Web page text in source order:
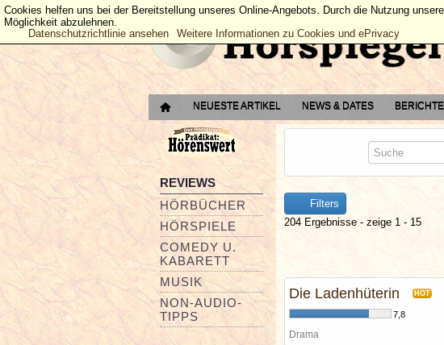
NEUESTE ARTIKEL NEWS & DATES BERICHTE
REVIEWS
HÖRBÜCHER
HÖRSPIELE
COMEDY U.
KABARETT
MUSIK
NON-AUDIO-
TIPPS
Filters
204 Ergebnisse - zeige 1 - 15
Die Ladenhüterin HOT
7,8
Drama
Cookies helfen uns bei der Bereitstellung unseres Online-Angebots. Durch die Nutzung
Möglichkeit abzulehnen.
Datenschutzrichtlinie ansehen
Weitere Informationen zu Cookies und ePrivacy